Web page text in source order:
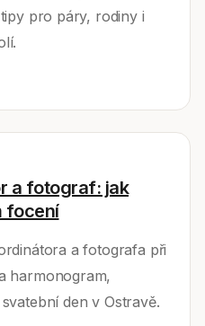
pro páry, rodiny i
a fotograf: jak
focení
a fotografa při
harmonogram,
den v Ostravě.